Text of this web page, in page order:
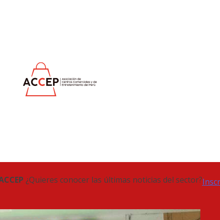
¿Quieres conocer las últimas noticias del sector?